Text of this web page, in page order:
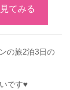
てみる
の旅2泊3日の
です♥